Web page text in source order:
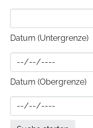
Datum (Untergrenze)
Datum (Obergrenze)